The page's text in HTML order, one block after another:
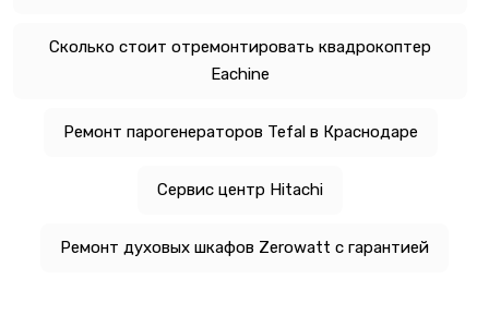
Сколько стоит отремонтировать квадрокоптер
Eachine
Ремонт парогенераторов Tefal в Краснодаре
Сервис центр Hitachi
Ремонт духовых шкафов Zerowatt с гарантией